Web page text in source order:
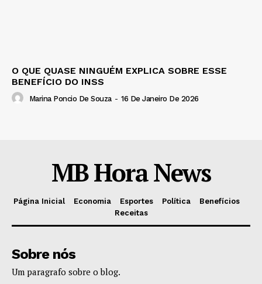
O QUE QUASE NINGUÉM EXPLICA SOBRE ESSE
BENEFÍCIO DO INSS
Marina Poncio De Souza - 16 De Janeiro De 2026
MB Hora News
Página Inicial Economia Esportes Política
Benefícios
Receitas
Sobre nós
Um paragrafo sobre o blog.